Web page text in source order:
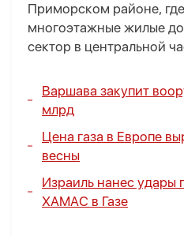
Приморском районе,
многоэтажные жилые
сектор в центральной
Варшава закупит
млрд
Цена газа в Европе
весны
Израиль нанес удары
ХАМАС в Газе